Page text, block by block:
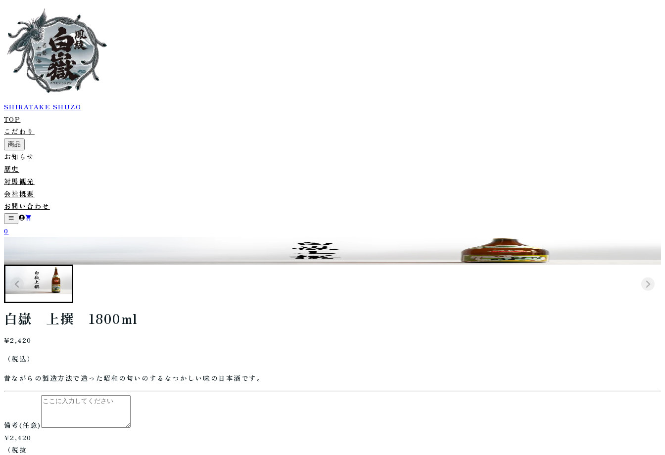
SHIRATAKE SHUZO
TOP
こだわり
商品
お知らせ
歴史
対馬観光
会社概要
お問い合わせ
0
白嶽 上撰 1800ml
¥2,420
（税込）
昔ながらの製造方法で造った昭和の匂いのするなつかしい味の日本酒です。
備考(任意)
¥2,420
（税抜